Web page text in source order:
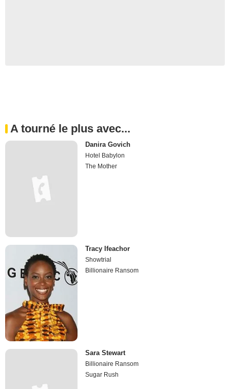
A tourné le plus avec...
Danira Govich
Hotel Babylon
The Mother
Tracy Ifeachor
Showtrial
Billionaire Ransom
Sara Stewart
Billionaire Ransom
Sugar Rush